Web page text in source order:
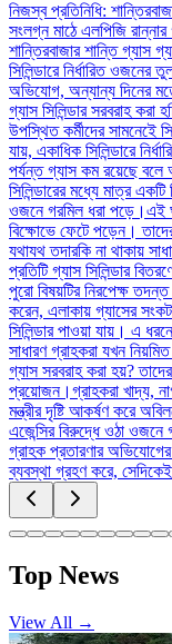
নিজস্ব প্রতিনিধি:
সংলগ্ন মাঠে এলপিজি রান্নার
শান্তিরবাজার শান্তি গ্যাস
সিলিন্ডারে নির্ধারিত
অভিযোগ, অন্যান্য দিনের
গ্যাস সিলিন্ডার সরবরাহ
উপস্থিত কর্মীদের সামনেইে
যায়, একাধিক সিলিন্ডারে
পর্যন্ত গ্যাস কম রয়েছে বলে
সিলিন্ডারের মধ্যে মাত্র একটি
ওজনে গরমিল ধরা পড়ে।এই
বিক্ষোভে ফেটে পড়েন।
যথাযথ তদারকি না থাকায়
প্রতিটি গ্যাস সিলিন্ডার
পুরো বিষয়টির নিরপেক্ষ
করেন, এলাকায় গ্যাসের
সিলিন্ডার পাওয়া যায়। এ
সাধারণ গ্রাহকরা যখন
গ্যাস সরবরাহ করা হয়?
প্রয়োজন।গ্রাহকরা খাদ্য,
মন্ত্রীর দৃষ্টি আকর্ষণ করে
এজেন্সির বিরুদ্ধে ওঠা ওজনে
গ্রাহক প্রতারণার
ব্যবস্থা গ্রহণ করে,
Top News
View All →